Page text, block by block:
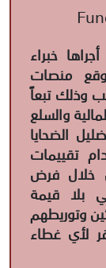
خبراء
منصات
وذلك تبعاً
والسلع
الضحايا
تقييمات
خلال فرض
بلا قيمة
وتوريطهم
لأي غطاء